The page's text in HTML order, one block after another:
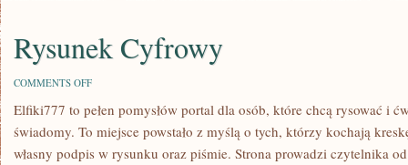
Rysunek Cyfrowy
COMMENTS OFFON
CYFROWY
Elfiki777 to pełen pomysłów portal dla osób, które chcą rysować i
świadomy. To miejsce powstało z myślą o tych, którzy kochają
własny podpis w rysunku oraz piśmie. Strona prowadzi czytelnika